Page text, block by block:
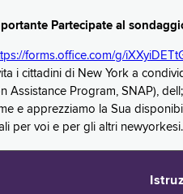
Partecipate al
forms.office.com/g/
i cittadini di New York a
Assistance Program, SNAP),
e apprezziamo la Sua
per voi e per gli altri newyorkesi.